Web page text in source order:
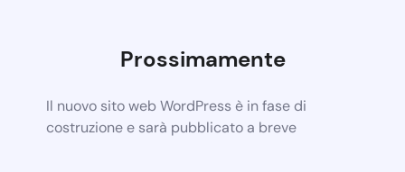
Prossimamente
Il nuovo sito web WordPress è in fase di
costruzione e sarà pubblicato a breve